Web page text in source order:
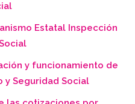
Estatal Inspección
y funcionamiento de
y Seguridad Social